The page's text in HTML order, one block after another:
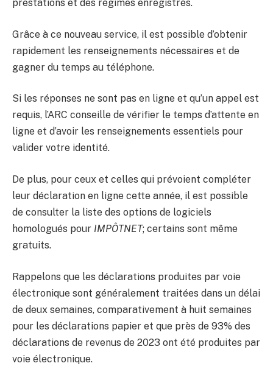
prestations et des régimes enregistrés.
Grâce à ce nouveau service, il est possible d’obtenir
rapidement les renseignements nécessaires et de
gagner du temps au téléphone.
Si les réponses ne sont pas en ligne et qu’un appel est
requis, l’ARC conseille de vérifier le temps d’attente en
ligne et d’avoir les renseignements essentiels pour
valider votre identité.
De plus, pour ceux et celles qui prévoient compléter
leur déclaration en ligne cette année, il est possible
de consulter la liste des options de logiciels
homologués pour IMPÔTNET; certains sont même
gratuits.
Rappelons que les déclarations produites par voie
électronique sont généralement traitées dans un délai
de deux semaines, comparativement à huit semaines
pour les déclarations papier et que près de 93% des
déclarations de revenus de 2023 ont été produites par
voie électronique.